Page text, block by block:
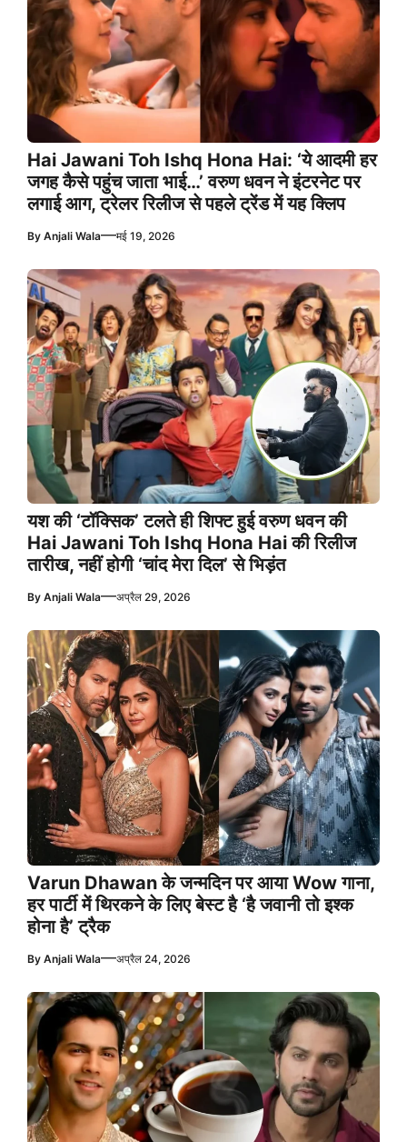
Hai Jawani Toh Ishq Hona Hai: ‘ये आदमी हर
जगह कैसे पहुंच जाता भाई…’ वरुण धवन ने इंटरनेट पर
लगाई आग, ट्रेलर रिलीज से पहले ट्रेंड में यह क्लिप
By Anjali Wala—मई 19, 2026
यश की ‘टॉक्सिक’ टलते ही शिफ्ट हुई वरुण धवन की
Hai Jawani Toh Ishq Hona Hai की रिलीज
तारीख, नहीं होगी ‘चांद मेरा दिल’ से भिड़ंत
By Anjali Wala—अप्रैल 29, 2026
Varun Dhawan के जन्मदिन पर आया Wow गाना,
हर पार्टी में थिरकने के लिए बेस्ट है ‘है जवानी तो इश्क
होना है’ ट्रैक
By Anjali Wala—अप्रैल 24, 2026